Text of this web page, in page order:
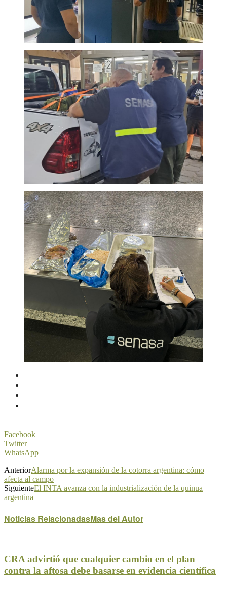
Facebook
Twitter
WhatsApp
AnteriorAlarma por la expansión de la cotorra argentina: cómo
afecta al campo
SiguienteEl INTA avanza con la industrialización de la quinua
argentina
Noticias RelacionadasMas del Autor
CRA advirtió que cualquier cambio en el plan
contra la aftosa debe basarse en evidencia científica